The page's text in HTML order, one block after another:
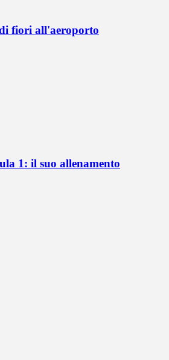
fiori all'aeroporto
1: il suo allenamento